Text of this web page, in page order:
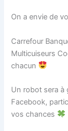
On a envie de
Carrefour
Multicuiseurs
chacun
Un robot sera à
Facebook,
vos chances